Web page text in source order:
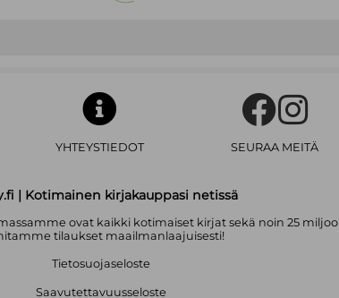
YHTEYSTIEDOT SEURAA MEITÄ
| Kotimainen kirjakauppasi netissä
ovat kaikki kotimaiset kirjat sekä noin 25
tilaukset maailmanlaajuisesti!
Tietosuojaseloste
Saavutettavuusseloste